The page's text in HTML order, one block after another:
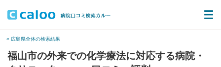
« 広島県全体の検索結果
福山市の外来での化学療法に対応する病院・